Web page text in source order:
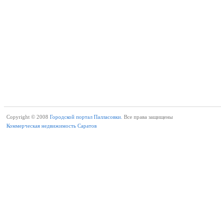
Copyright © 2008 Городской портал Палласовки. Все права защищены
Коммерческая недвижимость Саратов